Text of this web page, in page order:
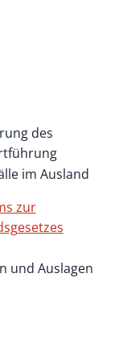
des
im Ausland
zur
und Auslagen